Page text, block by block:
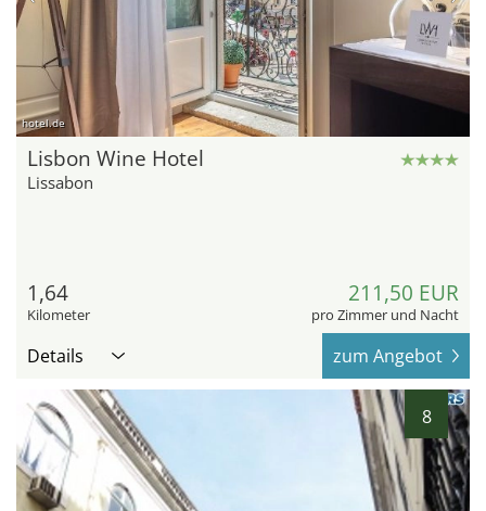
hotel.de
Lisbon Wine Hotel
Lissabon
1,64
Kilometer
211,50 EUR
pro Zimmer und Nacht
Details zum Angebot
8